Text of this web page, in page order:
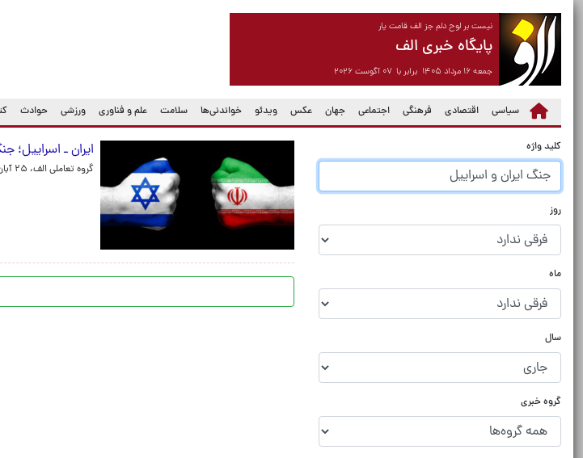
نیست بر لوح دلم جز الف قامت یار
پایگاه خبری الف
جمعه ۱۶ مرداد ۱۴۰۵ برابر با ۰۷ آگوست ۲۰۲۶
سیاسی اقتصادی فرهنگی اجتماعی جهان عکس ویدئو خواندنی‌ها سلامت علم و فناوری ورزشی حوادث
کلید واژه
روز
ماه
سال
گروه خبری
ایران ـ اسراییل؛
گروه تعاملی الف، ۲۵ آبان ۱۴۰۴، ۰۹:۰۰